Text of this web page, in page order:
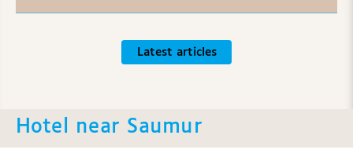
Latest articles
Hotel near Saumur